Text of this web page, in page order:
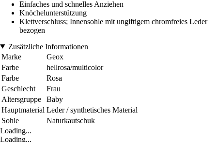
Einfaches und schnelles Anziehen
Knöchelunterstützung
Klettverschluss; Innensohle mit ungiftigem chromfreies Leder
bezogen
Zusätzliche Informationen
Marke
Geox
Farbe
hellrosa/multicolor
Farbe
Rosa
Geschlecht
Frau
Altersgruppe
Baby
Hauptmaterial Leder / synthetisches Material
Sohle
Naturkautschuk
Loading...
Loading...